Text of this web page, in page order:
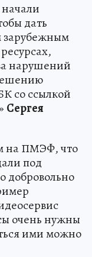
дать
зарубежным
нарушений
со ссылкой
Сергея
на ПМЭФ, что
под
добровольно
очень нужны
ими можно